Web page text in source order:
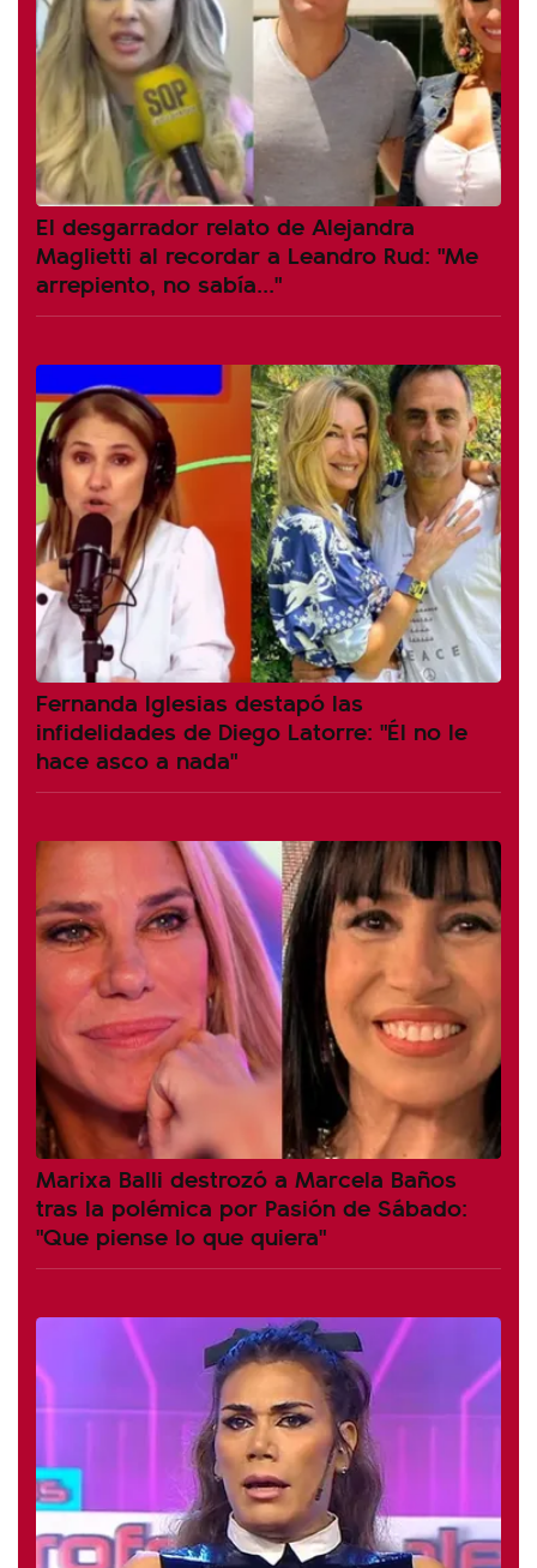
El desgarrador relato de Alejandra
Maglietti al recordar a Leandro Rud: "Me
arrepiento, no sabía..."
Fernanda Iglesias destapó las
infidelidades de Diego Latorre: "Él no le
hace asco a nada"
Marixa Balli destrozó a Marcela Baños
tras la polémica por Pasión de Sábado:
"Que piense lo que quiera"